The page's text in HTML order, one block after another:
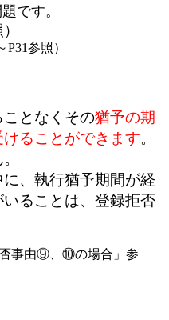
です。
参照）
となくその猶予の期
ることができます。
、執行猶予期間が経
ることは、登録拒否
事由⑨、⑩の場合」参